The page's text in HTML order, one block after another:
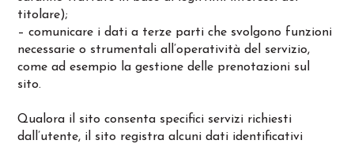
titolare);
– comunicare i dati a terze parti che svolgono funzioni
necessarie o strumentali all’operatività del servizio,
come ad esempio la gestione delle prenotazioni sul
sito.
Qualora il sito consenta specifici servizi richiesti
dall’utente, il sito registra alcuni dati identificativi